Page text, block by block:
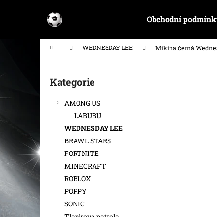
Obchodní
Domů WEDNESDAY LEE Mikina černá
n
n
í
p
a
n
Přeskočit
kategorie
Kategorie
AMONG US
LABUBU
WEDNESDAY LEE
BRAWL STARS
FORTNITE
MINECRAFT
ROBLOX
POPPY
SONIC
Zpět
Zpět